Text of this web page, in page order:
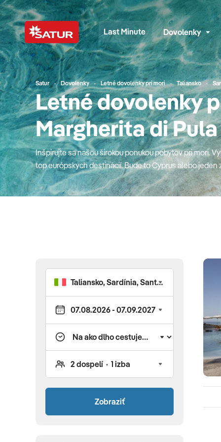
Last Minute Dovolenky
Satur Dovolenky Letné dovolenky pri mori Taliansko
Letné dovolenky
Margherita di Pula
Inšpirujte sa našou širokou ponukou pobytov pri mori.
top európskych destinácií. Bude to Cyprus alebo jeden
krásne pláže podali ruky? Obľúbené Turecko s
krásny podmorský svet Červeného mora v Egypte či
Severný CyprusSeverný Cyprus láka divokými
vhodnou na šnorchlovanie. Byzantské hrady a
atmosféru bez davov. Cenovo dostupná destinácia s
CyprusJužný Cyprus exceluje plážami Ayia Napy a
pre deti. UNESCO pamiatky ako Kourion a bohatý
počasie a grécka kuchyňa robia dovolenku
raj Červeného mora s koralovými útesmi a tropickými
aquaparky zabavia rodiny s deťmi. Celoročne teplá
- Marsa MatruhMarsa Matruh ponúka pokojné zátoky
Egyptská pohostinnosť a čerstvé morské plody
bielymi plážami v Mahdii s all-inclusive luxusom a
Zobraziť